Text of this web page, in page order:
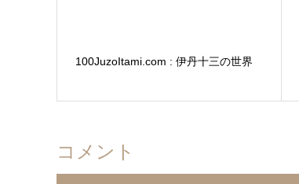
100JuzoItami.com : 伊丹十三の世界
コメント